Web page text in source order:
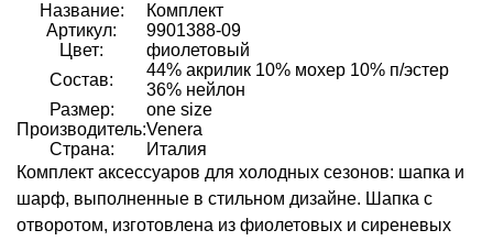
Название:
Комплект
Артикул:
9901388-09
Цвет:
фиолетовый
Состав:
44% акрилик 10% мохер 10% п/эстер
36% нейлон
Размер:
one size
Производитель:Venera
Страна:
Италия
Комплект аксессуаров для холодных сезонов: шапка и
шарф, выполненные в стильном дизайне. Шапка с
отворотом, изготовлена из фиолетовых и сиреневых